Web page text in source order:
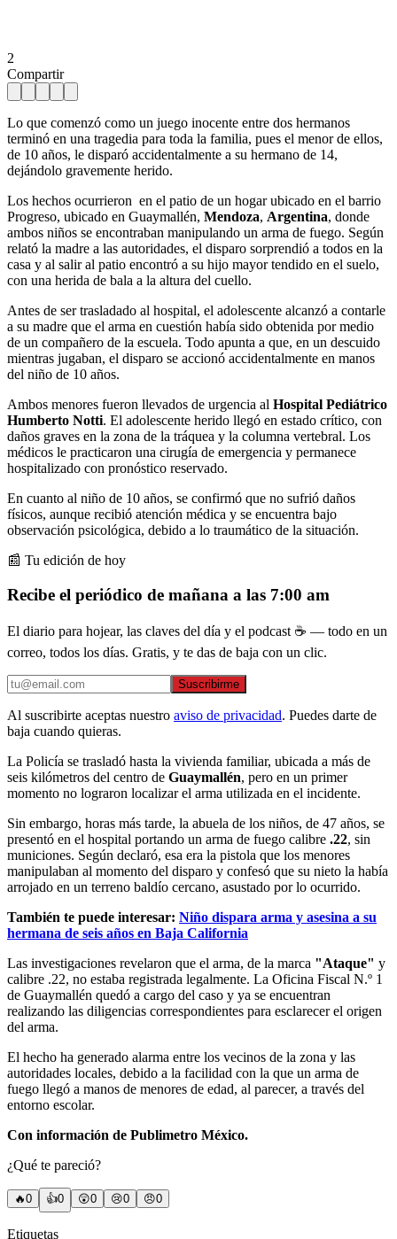
2
Compartir
Lo que comenzó como un juego inocente entre dos hermanos
terminó en una tragedia para toda la familia, pues el menor de ellos,
de 10 años, le disparó accidentalmente a su hermano de 14,
dejándolo gravemente herido.
Los hechos ocurrieron en el patio de un hogar ubicado en el barrio
Progreso, ubicado en Guaymallén, Mendoza, Argentina, donde
ambos niños se encontraban manipulando un arma de fuego. Según
relató la madre a las autoridades, el disparo sorprendió a todos en la
casa y al salir al patio encontró a su hijo mayor tendido en el suelo,
con una herida de bala a la altura del cuello.
Antes de ser trasladado al hospital, el adolescente alcanzó a contarle
a su madre que el arma en cuestión había sido obtenida por medio
de un compañero de la escuela. Todo apunta a que, en un descuido
mientras jugaban, el disparo se accionó accidentalmente en manos
del niño de 10 años.
Ambos menores fueron llevados de urgencia al Hospital Pediátrico
Humberto Notti. El adolescente herido llegó en estado crítico, con
daños graves en la zona de la tráquea y la columna vertebral. Los
médicos le practicaron una cirugía de emergencia y permanece
hospitalizado con pronóstico reservado.
En cuanto al niño de 10 años, se confirmó que no sufrió daños
físicos, aunque recibió atención médica y se encuentra bajo
observación psicológica, debido a lo traumático de la situación.
📰 Tu edición de hoy
Recibe el periódico de mañana a las 7:00 am
El diario para hojear, las claves del día y el podcast ☕ — todo en un
correo, todos los días. Gratis, y te das de baja con un clic.
Suscribirme
Al suscribirte aceptas nuestro aviso de privacidad. Puedes darte de
baja cuando quieras.
La Policía se trasladó hasta la vivienda familiar, ubicada a más de
seis kilómetros del centro de Guaymallén, pero en un primer
momento no lograron localizar el arma utilizada en el incidente.
Sin embargo, horas más tarde, la abuela de los niños, de 47 años, se
presentó en el hospital portando un arma de fuego calibre .22, sin
municiones. Según declaró, esa era la pistola que los menores
manipulaban al momento del disparo y confesó que su nieto la había
arrojado en un terreno baldío cercano, asustado por lo ocurrido.
También te puede interesar: Niño dispara arma y asesina a su
hermana de seis años en Baja California
Las investigaciones revelaron que el arma, de la marca "Ataque" y
calibre .22, no estaba registrada legalmente. La Oficina Fiscal N.º 1
de Guaymallén quedó a cargo del caso y ya se encuentran
realizando las diligencias correspondientes para esclarecer el origen
del arma.
El hecho ha generado alarma entre los vecinos de la zona y las
autoridades locales, debido a la facilidad con la que un arma de
fuego llegó a manos de menores de edad, al parecer, a través del
entorno escolar.
Con información de Publimetro México.
¿Qué te pareció?
🔥0 👍0 😲0 😢0 😠0
Etiquetas